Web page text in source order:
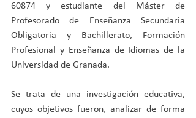
60874 y estudiante del Máster de
Profesorado de Enseñanza Secundaria
Obligatoria y Bachillerato, Formación
Profesional y Enseñanza de Idiomas de la
Universidad de Granada.
Se trata de una investigación educativa,
cuyos objetivos fueron, analizar de forma